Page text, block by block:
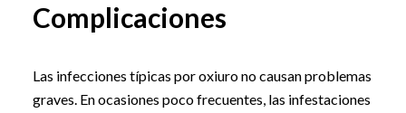
Complicaciones
Las infecciones típicas por oxiuro no causan problemas
graves. En ocasiones poco frecuentes, las infestaciones